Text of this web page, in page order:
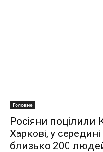
Головне
Росіяни поцілили
Харкові, у
близько 200